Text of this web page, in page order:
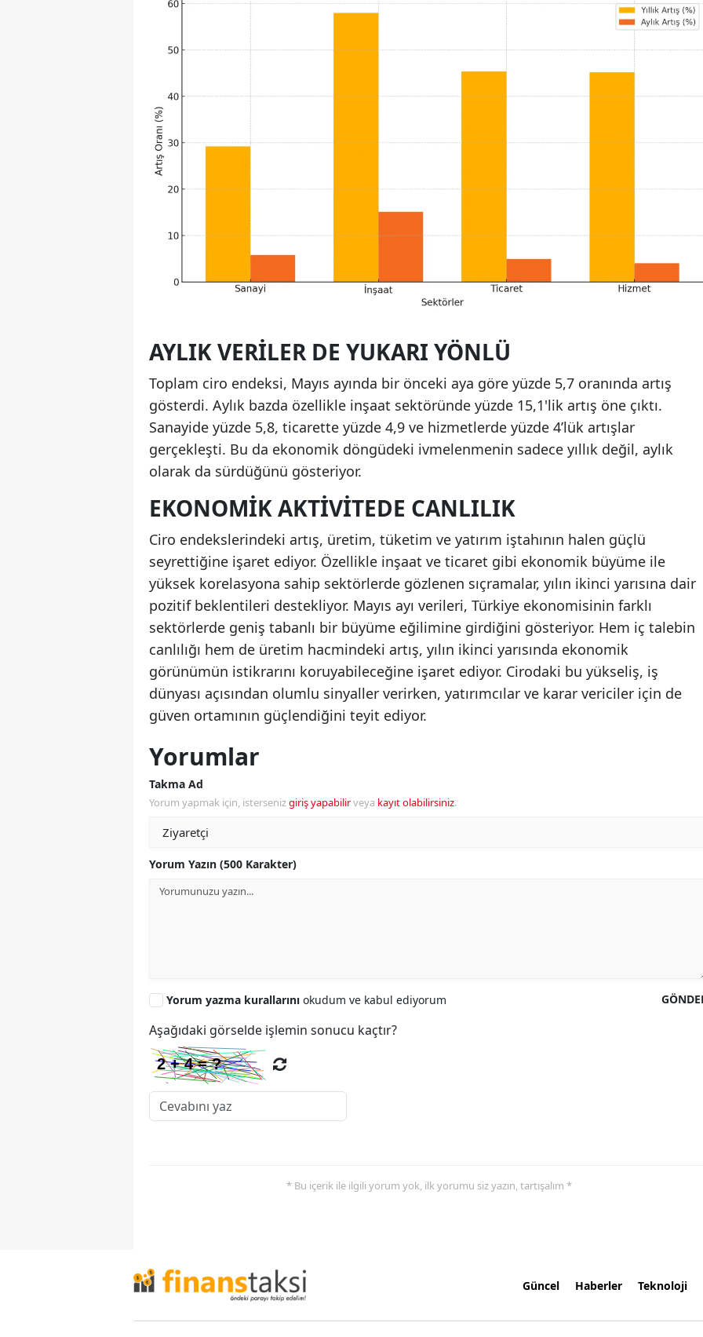
AYLIK VERILER DE YUKARI YÖNLÜ
Toplam ciro endeksi, Mayıs ayında bir önceki aya göre yüzde 5,7 oranında artış
gösterdi. Aylık bazda özellikle inşaat sektöründe yüzde 15,1'lik artış öne çıktı.
Sanayide yüzde 5,8, ticarette yüzde 4,9 ve hizmetlerde yüzde 4’lük artışlar
gerçekleşti. Bu da ekonomik döngüdeki ivmelenmenin sadece yıllık değil, aylık
olarak da sürdüğünü gösteriyor.
EKONOMIK AKTIVITEDE CANLILIK
Ciro endekslerindeki artış, üretim, tüketim ve yatırım iştahının halen güçlü
seyrettiğine işaret ediyor. Özellikle inşaat ve ticaret gibi ekonomik büyüme ile
yüksek korelasyona sahip sektörlerde gözlenen sıçramalar, yılın ikinci yarısına dair
pozitif beklentileri destekliyor. Mayıs ayı verileri, Türkiye ekonomisinin farklı
sektörlerde geniş tabanlı bir büyüme eğilimine girdiğini gösteriyor. Hem iç talebin
canlılığı hem de üretim hacmindeki artış, yılın ikinci yarısında ekonomik
görünümün istikrarını koruyabileceğine işaret ediyor. Cirodaki bu yükseliş, iş
dünyası açısından olumlu sinyaller verirken, yatırımcılar ve karar vericiler için de
güven ortamının güçlendiğini teyit ediyor.
Yorumlar
Takma Ad
Yorum yapmak için, istersenizgiriş yapabilirveya kayıt olabilirsiniz.
Yorum Yazın (500 Karakter)
Yorum yazma kurallarını okudum ve kabul ediyorum
Aşağıdaki görselde işlemin sonucu kaçtır?
* Bu içerik ile ilgili yorum yok, ilk yorumu siz yazın, tartışalım *
Güncel Haberler Teknoloji